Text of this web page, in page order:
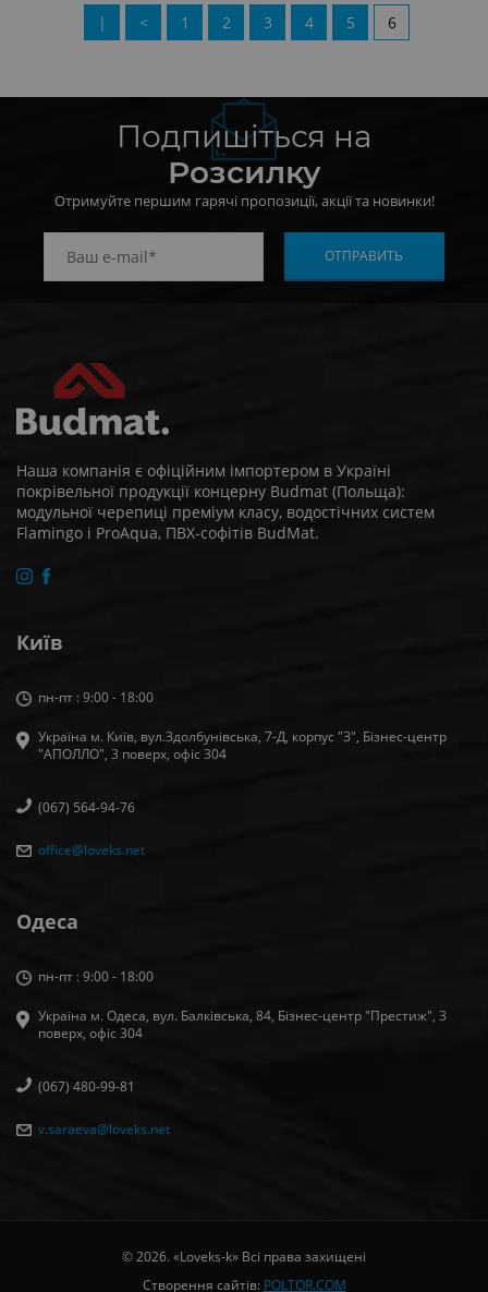
|
<
< 1 2 3 4 5 6
Подпишіться на
Розсилку
Отримуйте першим гарячі пропозиції, акції та новинки!
Наша компанія є офіційним імпортером в Україні
покрівельної продукції концерну Budmat (Польща):
модульної черепиці преміум класу, водостічних систем
Flamingo і ProAqua, ПВХ-софітів BudMat.
Київ
пн-пт : 9:00 - 18:00
Україна м. Київ, вул.Здолбунівська, 7-Д, корпус "З", Бізнес-центр
"АПОЛЛО", 3 поверх, офiс 304
(067) 564-94-76
office@loveks.net
Одеса
пн-пт : 9:00 - 18:00
Україна м. Одеса, вул. Балківська, 84, Бізнес-центр "Престиж", 3
поверх, офіс 304
(067) 480-99-81
v.saraeva@loveks.net
© 2026. «Loveks-k» Всі права захищені
Створення сайтів: POLTOR.COM